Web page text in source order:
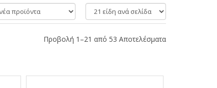
είδη
ανά
Προβολή 1–21 από 53 Αποτελέσματα